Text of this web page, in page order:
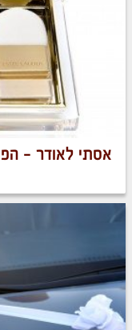
אסתי לאודר –